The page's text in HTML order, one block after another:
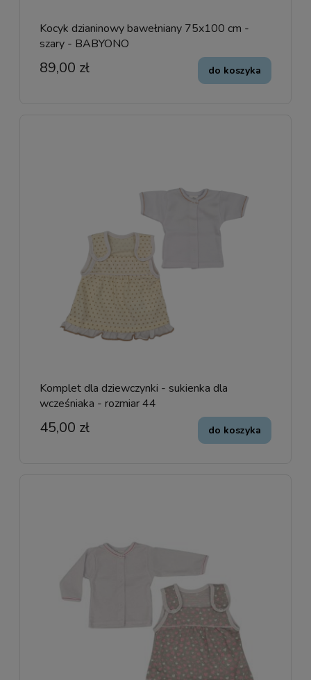
Kocyk dzianinowy bawełniany 75x100 cm -
szary - BABYONO
89,00 zł do koszyka
Komplet dla dziewczynki - sukienka dla
wcześniaka - rozmiar 44
45,00 zł do koszyka